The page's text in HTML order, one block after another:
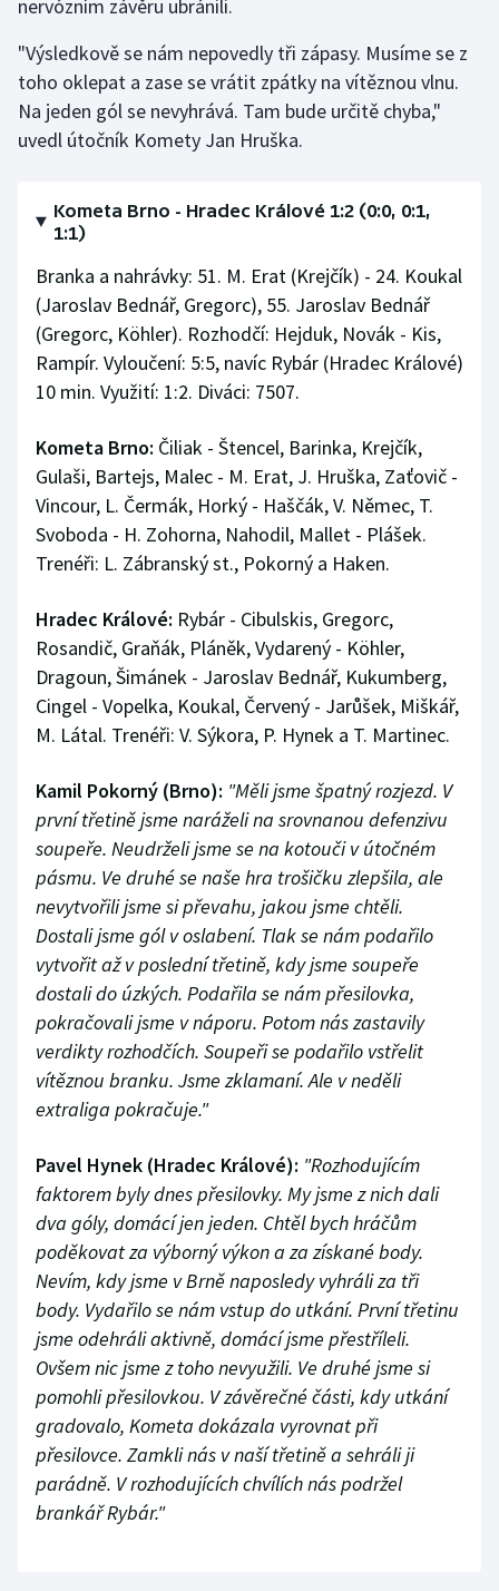
nervózním závěru ubránili.
"Výsledkově se nám nepovedly tři zápasy. Musíme se z
toho oklepat a zase se vrátit zpátky na vítěznou vlnu.
Na jeden gól se nevyhrává. Tam bude určitě chyba,"
uvedl útočník Komety Jan Hruška.
Kometa Brno - Hradec Králové 1:2 (0:0, 0:1,
1:1)
Branka a nahrávky: 51. M. Erat (Krejčík) - 24. Koukal
(Jaroslav Bednář, Gregorc), 55. Jaroslav Bednář
(Gregorc, Köhler). Rozhodčí: Hejduk, Novák - Kis,
Rampír. Vyloučení: 5:5, navíc Rybár (Hradec Králové)
10 min. Využití: 1:2. Diváci: 7507.
Kometa Brno: Čiliak - Štencel, Barinka, Krejčík,
Gulaši, Bartejs, Malec - M. Erat, J. Hruška, Zaťovič -
Vincour, L. Čermák, Horký - Haščák, V. Němec, T.
Svoboda - H. Zohorna, Nahodil, Mallet - Plášek.
Trenéři: L. Zábranský st., Pokorný a Haken.
Hradec Králové: Rybár - Cibulskis, Gregorc,
Rosandič, Graňák, Pláněk, Vydarený - Köhler,
Dragoun, Šimánek - Jaroslav Bednář, Kukumberg,
Cingel - Vopelka, Koukal, Červený - Jarůšek, Miškář,
M. Látal. Trenéři: V. Sýkora, P. Hynek a T. Martinec.
Kamil Pokorný (Brno): "Měli jsme špatný rozjezd. V
první třetině jsme naráželi na srovnanou defenzivu
soupeře. Neudrželi jsme se na kotouči v útočném
pásmu. Ve druhé se naše hra trošičku zlepšila, ale
nevytvořili jsme si převahu, jakou jsme chtěli.
Dostali jsme gól v oslabení. Tlak se nám podařilo
vytvořit až v poslední třetině, kdy jsme soupeře
dostali do úzkých. Podařila se nám přesilovka,
pokračovali jsme v náporu. Potom nás zastavily
verdikty rozhodčích. Soupeři se podařilo vstřelit
vítěznou branku. Jsme zklamaní. Ale v neděli
extraliga pokračuje."
Pavel Hynek (Hradec Králové): "Rozhodujícím
faktorem byly dnes přesilovky. My jsme z nich dali
dva góly, domácí jen jeden. Chtěl bych hráčům
poděkovat za výborný výkon a za získané body.
Nevím, kdy jsme v Brně naposledy vyhráli za tři
body. Vydařilo se nám vstup do utkání. První třetinu
jsme odehráli aktivně, domácí jsme přestříleli.
Ovšem nic jsme z toho nevyužili. Ve druhé jsme si
pomohli přesilovkou. V závěrečné části, kdy utkání
gradovalo, Kometa dokázala vyrovnat při
přesilovce. Zamkli nás v naší třetině a sehráli ji
parádně. V rozhodujících chvílích nás podržel
brankář Rybár."